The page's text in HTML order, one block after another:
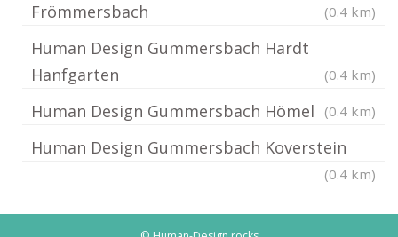
Frömmersbach
(0.4 km)
Human Design Gummersbach Hardt
Hanfgarten
(0.4 km)
Human Design Gummersbach Hömel (0.4 km)
Human Design Gummersbach Koverstein
(0.4 km)